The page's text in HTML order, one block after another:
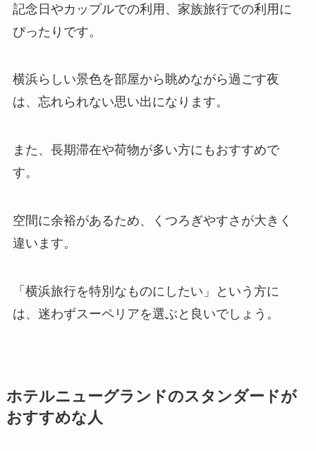
記念日やカップルでの利用、家族旅行での利用に
ぴったりです。
横浜らしい景色を部屋から眺めながら過ごす夜
は、忘れられない思い出になります。
また、長期滞在や荷物が多い方にもおすすめで
す。
空間に余裕があるため、くつろぎやすさが大きく
違います。
「横浜旅行を特別なものにしたい」という方に
は、迷わずスーペリアを選ぶと良いでしょう。
ホテルニューグランドのスタンダードが
おすすめな人